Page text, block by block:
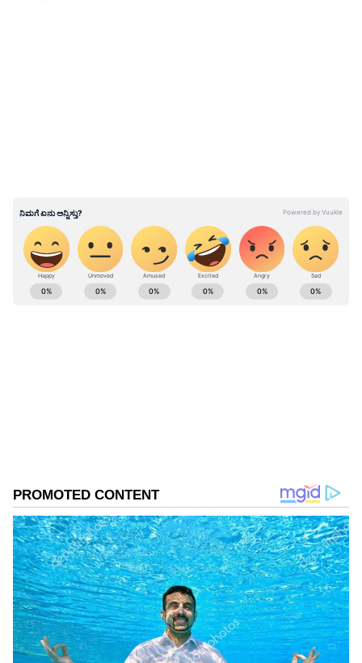
ಯುದ್ಧ ವಿದೇಶದಲ್ಲಾದ್ರೂ ತಲೆ ಮೇಲೆ ಕೈಹೊತ್ತು ಕುಳಿತ
ಭಾರತೀಯರು, ಷೇರು ಮಾರ್ಕೆಟ್ ನಲ್ಲಿ ಭೂಕಂಪ
ABOUT THE AUTHOR